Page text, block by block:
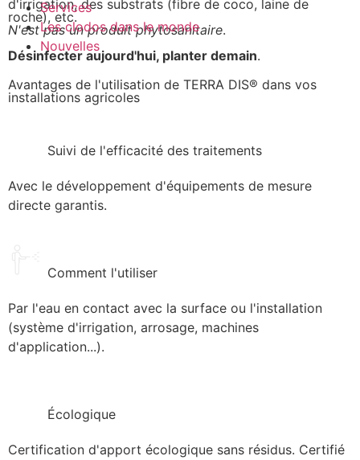
Services
Les clodos dans le monde
Nouvelles
d'irrigation, des substrats (fibre de coco, laine de
roche), etc.
N'est pas un produit phytosanitaire.
Désinfecter aujourd'hui, planter demain.
Avantages de l'utilisation de TERRA DIS® dans vos
installations agricoles
Suivi de l'efficacité des traitements
Avec le développement d'équipements de mesure
directe garantis.
Comment l'utiliser
Par l'eau en contact avec la surface ou l'installation
(système d'irrigation, arrosage, machines
d'application...).
Écologique
Certification d'apport écologique sans résidus. Certifié